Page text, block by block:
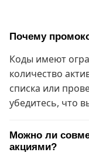
Почему
Коды имеют
количество
списка или
убедитесь, что
Можно ли
акциями?